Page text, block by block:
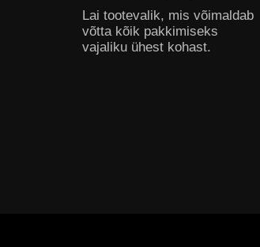
Lai tootevalik, mis võimaldab
võtta kõik pakkimiseks
vajaliku ühest kohast.